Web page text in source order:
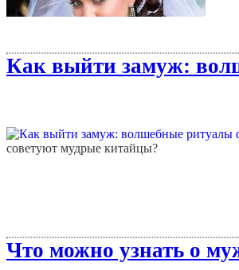
Как выйти замуж:
советуют мудрые китайцы?
Что можно узнать о